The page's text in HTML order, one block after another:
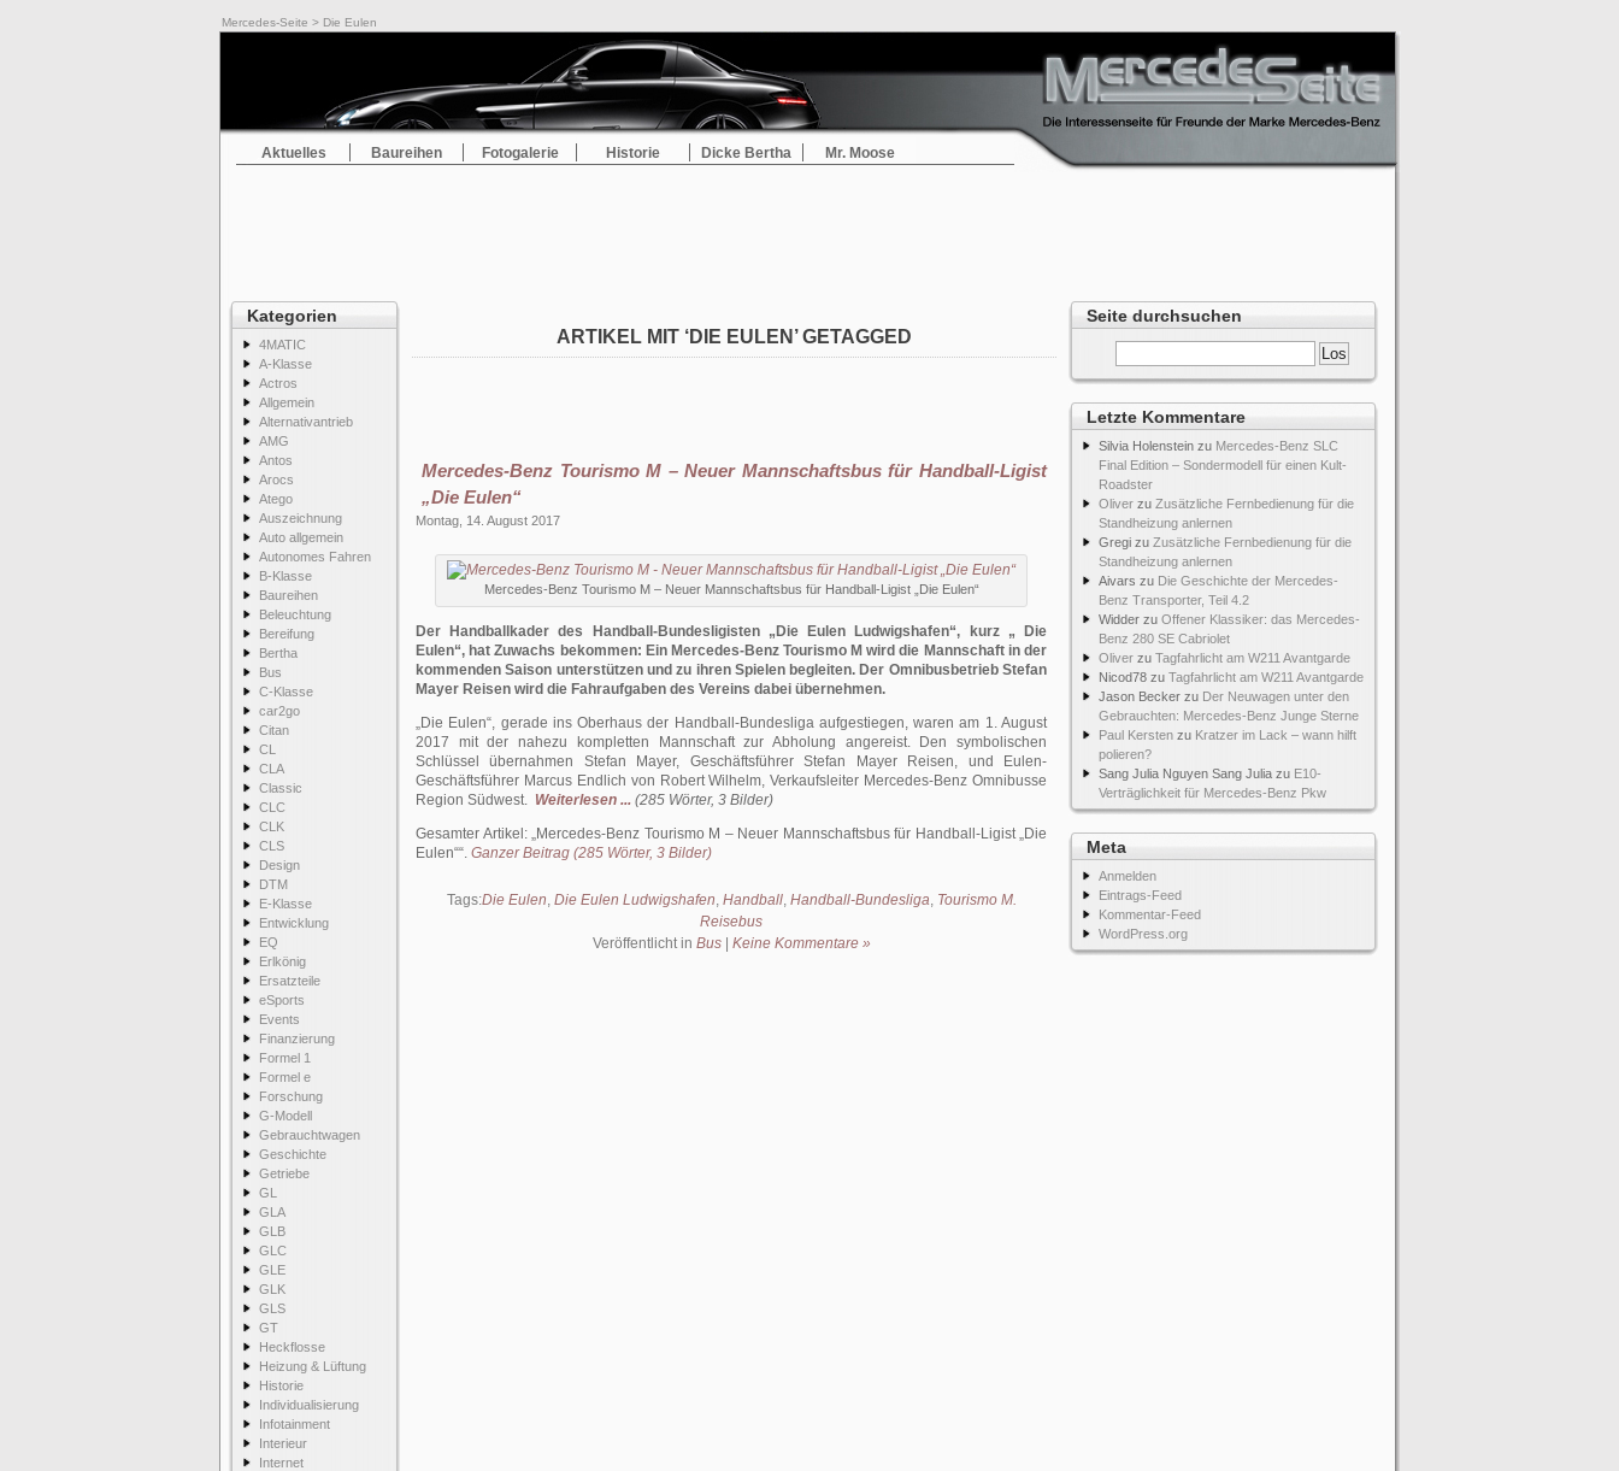
Mercedes-Seite > Die Eulen
Aktuelles Baureihen Fotogalerie Historie Dicke Bertha Mr. Moose
Kategorien
4MATIC
A-Klasse
Actros
Allgemein
Alternativantrieb
AMG
Antos
Arocs
Atego
Auszeichnung
Auto allgemein
Autonomes Fahren
B-Klasse
Baureihen
Beleuchtung
Bereifung
Bertha
Bus
C-Klasse
car2go
Citan
CL
CLA
Classic
CLC
CLK
CLS
Design
DTM
E-Klasse
Entwicklung
EQ
Erlkönig
Ersatzteile
eSports
Events
Finanzierung
Formel 1
Formel e
Forschung
G-Modell
Gebrauchtwagen
Geschichte
Getriebe
GL
GLA
GLB
GLC
GLE
GLK
GLS
GT
Heckflosse
Heizung & Lüftung
Historie
Individualisierung
Infotainment
Interieur
Internet
Seite durchsuchen
Letzte Kommentare
Silvia Holenstein zu Mercedes-Benz SLC
Final Edition – Sondermodell für einen Kult-
Roadster
Oliver zu Zusätzliche Fernbedienung für die
Standheizung anlernen
Gregi zu Zusätzliche Fernbedienung für die
Standheizung anlernen
Aivars zu Die Geschichte der Mercedes-
Benz Transporter, Teil 4.2
Widder zu Offener Klassiker: das Mercedes-
Benz 280 SE Cabriolet
Oliver zu Tagfahrlicht am W211 Avantgarde
Nicod78 zu Tagfahrlicht am W211 Avantgarde
Jason Becker zu Der Neuwagen unter den
Gebrauchten: Mercedes-Benz Junge Sterne
Paul Kersten zu Kratzer im Lack – wann hilft
polieren?
Sang Julia Nguyen Sang Julia zu E10-
Verträglichkeit für Mercedes-Benz Pkw
Meta
Anmelden
Eintrags-Feed
Kommentar-Feed
WordPress.org
ARTIKEL MIT ‘DIE EULEN’ GETAGGED
Mercedes-Benz Tourismo M – Neuer Mannschaftsbus für Handball-Ligist
„Die Eulen“
Montag, 14. August 2017
Mercedes-Benz Tourismo M – Neuer Mannschaftsbus für Handball-Ligist „Die Eulen“
Der Handballkader des Handball-Bundesligisten „Die Eulen Ludwigshafen“, kurz „ Die
Eulen“, hat Zuwachs bekommen: Ein Mercedes-Benz Tourismo M wird die Mannschaft in der
kommenden Saison unterstützen und zu ihren Spielen begleiten. Der Omnibusbetrieb Stefan
Mayer Reisen wird die Fahraufgaben des Vereins dabei übernehmen.
„Die Eulen“, gerade ins Oberhaus der Handball-Bundesliga aufgestiegen, waren am 1. August
2017 mit der nahezu kompletten Mannschaft zur Abholung angereist. Den symbolischen
Schlüssel übernahmen Stefan Mayer, Geschäftsführer Stefan Mayer Reisen, und Eulen-
Geschäftsführer Marcus Endlich von Robert Wilhelm, Verkaufsleiter Mercedes-Benz Omnibusse
Region Südwest. Weiterlesen ... (285 Wörter, 3 Bilder)
Gesamter Artikel:
Mercedes-Benz Tourismo M – Neuer Mannschaftsbus für Handball-Ligist „Die
Eulen“ . Ganzer Beitrag (285 Wörter, 3 Bilder)
Tags:Die Eulen, Die Eulen Ludwigshafen, Handball, Handball-Bundesliga, Tourismo M.
Reisebus
Veröffentlicht in Bus| Keine Kommentare »